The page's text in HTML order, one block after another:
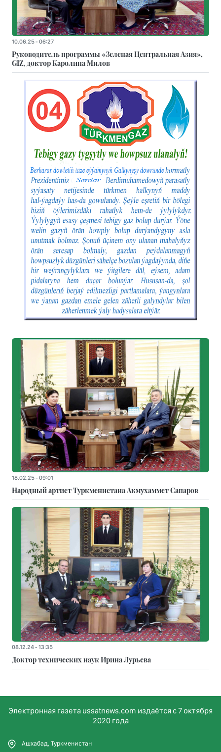
10.06.25 - 06:27
Руководитель программы «Зеленая Центральная Азия»,
GIZ, доктор Каролина Милов
18.02.25 - 09:01
Народный артист Туркменистана Акмухаммет Сапаров
08.12.24 - 13:35
Доктор технических наук Ирина Лурьева
Электронная газета ussatnews.com издаётся с 7 октября
2020 года
Ашхабад, Туркменистан